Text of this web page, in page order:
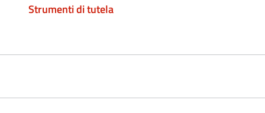
Strumenti di tutela